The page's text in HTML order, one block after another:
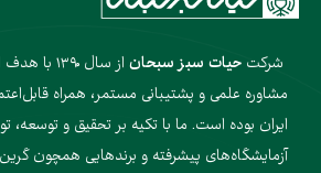
شرکت حیات سبز سبحان
از سال
مشاوره علمی و پشتیبانی مستمر، همراه
ایران بوده است. ما با تکیه بر تحقیق و توسعه،
آزمایشگاه‌های پیشرفته و برندهایی همچون